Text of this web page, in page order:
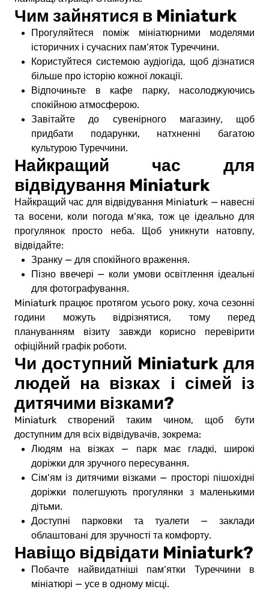
Чим зайнятися в Miniaturk
Прогуляйтеся поміж мініатюрними моделями
історичних і сучасних пам’яток Туреччини.
Користуйтеся системою аудіогіда, щоб дізнатися
більше про історію кожної локації.
Відпочиньте в кафе парку, насолоджуючись
спокійною атмосферою.
Завітайте до сувенірного магазину, щоб
придбати подарунки, натхненні багатою
культурою Туреччини.
Найкращий час для
відвідування Miniaturk
Найкращий час для відвідування Miniaturk — навесні
та восени, коли погода м’яка, тож це ідеально для
прогулянок просто неба. Щоб уникнути натовпу,
відвідайте:
Зранку — для спокійного враження.
Пізно ввечері — коли умови освітлення ідеальні
для фотографування.
Miniaturk працює протягом усього року, хоча сезонні
години можуть відрізнятися, тому перед
плануванням візиту завжди корисно перевірити
офіційний графік роботи.
Чи доступний Miniaturk для
людей на візках і сімей із
дитячими візками?
Miniaturk створений таким чином, щоб бути
доступним для всіх відвідувачів, зокрема:
Людям на візках — парк має гладкі, широкі
доріжки для зручного пересування.
Сім’ям із дитячими візками — просторі пішохідні
доріжки полегшують прогулянки з маленькими
дітьми.
Доступні парковки та туалети — заклади
облаштовані для зручності та комфорту.
Навіщо відвідати Miniaturk?
Побачте найвидатніші пам’ятки Туреччини в
мініатюрі — усе в одному місці.